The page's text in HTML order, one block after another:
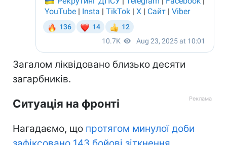
Загалом ліквідовано близько десяти
загарбників.
Ситуація на фронті
Нагадаємо, що протягом минулої доби